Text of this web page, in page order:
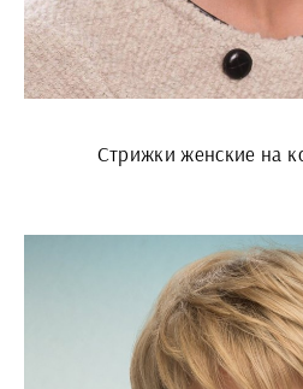
Стрижки женские на